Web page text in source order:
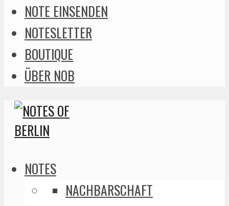
NOTE EINSENDEN
NOTESLETTER
BOUTIQUE
ÜBER NOB
NOTES
NACHBARSCHAFT